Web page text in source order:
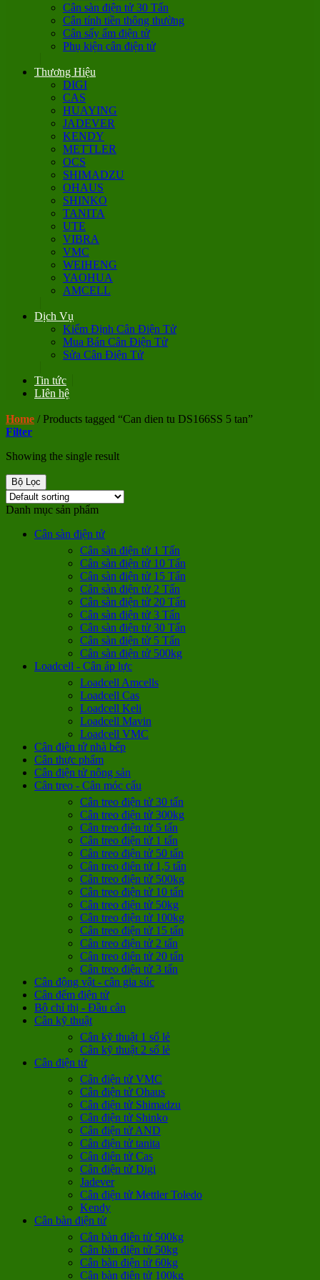
Cân sàn điện tử 30 Tấn
Cân tính tiền thông thường
Cân sấy ẩm điện tử
Phụ kiện cân điện tử
Thương Hiệu
DIGI
CAS
HUAYING
JADEVER
KENDY
METTLER
OCS
SHIMADZU
OHAUS
SHINKO
TANITA
UTE
VIBRA
VMC
WEIHENG
YAOHUA
AMCELL
Dịch Vụ
Kiểm Định Cân Điện Tử
Mua Bán Cân Điện Tử
Sửa Cân Điện Tử
Tin tức
LIên hệ
Home /Products tagged “Can dien tu DS166SS 5 tan”
Filter
Showing the single result
Bộ Lọc
Danh mục sản phẩm
Cân sàn điện tử
Cân sàn điện tử 1 Tấn
Cân sàn điện tử 10 Tấn
Cân sàn điện tử 15 Tấn
Cân sàn điện tử 2 Tấn
Cân sàn điện tử 20 Tấn
Cân sàn điện tử 3 Tấn
Cân sàn điện tử 30 Tấn
Cân sàn điện tử 5 Tấn
Cân sàn điện tử 500kg
Loadcell - Cân áp lực
Loadcell Amcells
Loadcell Cas
Loadcell Keli
Loadcell Mavin
Loadcell VMC
Cân điện tử nhà bếp
Cân thực phẩm
Cân điện tử nông sản
Cân treo - Cân móc cẩu
Cân treo điện tử 30 tấn
Cân treo điện tử 300kg
Cân treo điện tử 5 tấn
Cân treo điện tử 1 tấn
Cân treo điện tử 50 tấn
Cân treo điện tử 1,5 tấn
Cân treo điện tử 500kg
Cân treo điện tử 10 tấn
Cân treo điện tử 50kg
Cân treo điện tử 100kg
Cân treo điện tử 15 tấn
Cân treo điện tử 2 tấn
Cân treo điện tử 20 tấn
Cân treo điện tử 3 tấn
Cân động vật - cân gia súc
Cân đếm điện tử
Bộ chỉ thị - Đầu cân
Cân kỹ thuật
Cân kỹ thuật 1 số lẻ
Cân kỹ thuật 2 số lẻ
Cân điện tử
Cân điện tử VMC
Cân điện tử Ohaus
Cân điện tử Shimadzu
Cân điện tử Shinko
Cân điện tử AND
Cân điện tử tanita
Cân điện tử Cas
Cân điện tử Digi
Jadever
Cân điện tử Mettler Toledo
Kendy
Cân bàn điện tử
Cân bàn điện tử 500kg
Cân bàn điện tử 50kg
Cân bàn điện tử 60kg
Cân bàn điện tử 100kg